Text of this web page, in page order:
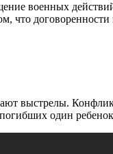
военных
что
выстрелы.
погибших один